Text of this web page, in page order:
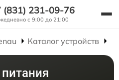
(831) 231-09-76
с 9:00 до 21:00
Каталог устройств